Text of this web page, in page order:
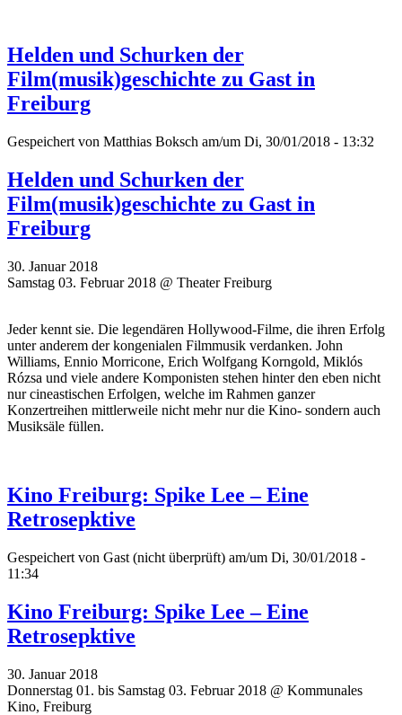
Helden und Schurken der
Film(musik)geschichte zu Gast in
Freiburg
Gespeichert von Matthias Boksch am/um Di, 30/01/2018 - 13:32
Helden und Schurken der
Film(musik)geschichte zu Gast in
Freiburg
30. Januar 2018
Samstag 03. Februar 2018 @ Theater Freiburg
Jeder kennt sie. Die legendären Hollywood-Filme, die ihren Erfolg
unter anderem der kongenialen Filmmusik verdanken. John
Williams, Ennio Morricone, Erich Wolfgang Korngold, Miklós
Rózsa und viele andere Komponisten stehen hinter den eben nicht
nur cineastischen Erfolgen, welche im Rahmen ganzer
Konzertreihen mittlerweile nicht mehr nur die Kino- sondern auch
Musiksäle füllen.
Kino Freiburg: Spike Lee – Eine
Retrosepktive
Gespeichert von Gast (nicht überprüft) am/um Di, 30/01/2018 -
11:34
Kino Freiburg: Spike Lee – Eine
Retrosepktive
30. Januar 2018
Donnerstag 01. bis Samstag 03. Februar 2018 @ Kommunales
Kino, Freiburg